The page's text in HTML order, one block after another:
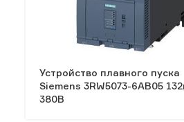
Устройство плавного пуска
Siemens 3RW5073-6AB05
380В